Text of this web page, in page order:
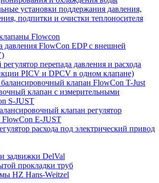
установки поддержания давления,
подпитки и очистки теплоносителя
Flowcon
давления FlowСon EDP с внешней
перепада давления и расхода
PICV и DPCV в одном клапане)
клапан FlowСon T-Just
клапан с измерительными
S-JUST
клапан регулятор
FlowСon E-JUST
расхода под электрический привод
задвижки DelVal
прокладки труб
HZ Hans-Weitzel